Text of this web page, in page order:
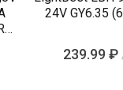
24V GY6.35
239.99 ₽